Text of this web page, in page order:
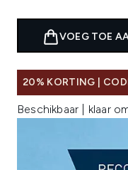
VOEG TOE
20% KORTING |
Beschikbaar | klaar